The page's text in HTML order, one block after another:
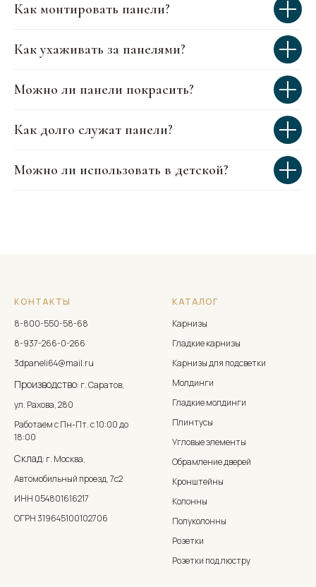
Как монтировать панели?
Как ухаживать за панелями?
Можно ли панели покрасить?
Как долго служат панели?
Можно ли использовать в детской?
КОНТАКТЫ
8-800-550-58-68
8-937-266-0-266
3dpaneli64@mail.ru
Производство: г. Саратов,
ул. Рахова, 280
Работаем с Пн-Пт. с 10:00 до
18:00
Склад: г. Москва,
Автомобильный проезд, 7с2
ИНН 054801616217
ОГРН 319645100102706
КАТАЛОГ
Карнизы
Гладкие карнизы
Карнизы для подсветки
Молдинги
Гладкие молдинги
Плинтусы
Угловые элементы
Обрамление дверей
Кронштейны
Колонны
Полуколонны
Розетки
Розетки под люстру